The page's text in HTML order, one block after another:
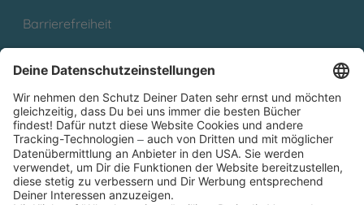
Barrierefreiheit
Partnerprogramm (Affiliate)
Folge uns auf